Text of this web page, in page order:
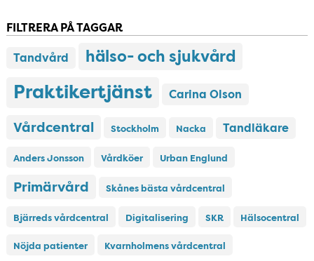
FILTRERA PÅ TAGGAR
Tandvård hälso- och sjukvård
Praktikertjänst Carina Olson
Vårdcentral Stockholm Nacka Tandläkare
Anders Jonsson Vårdköer Urban Englund
Primärvård Skånes bästa vårdcentral
Bjärreds vårdcentral Digitalisering SKR Hälsocentral
Nöjda patienter Kvarnholmens vårdcentral